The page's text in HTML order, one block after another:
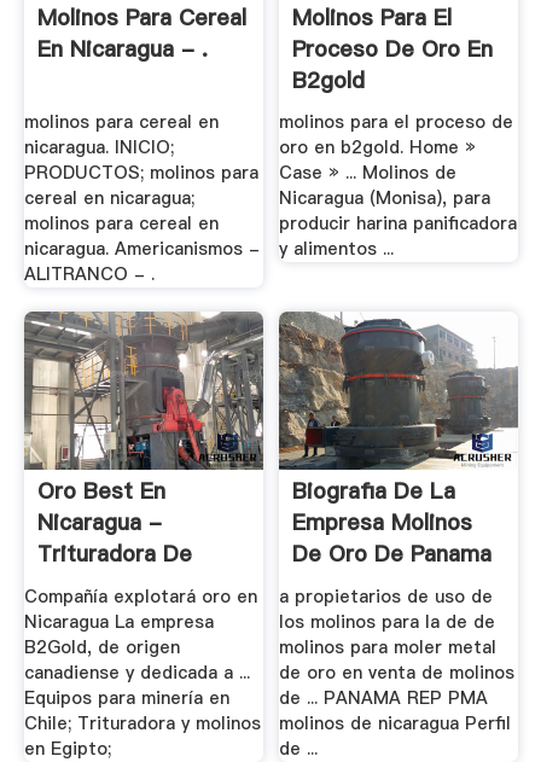
Molinos Para Cereal
En Nicaragua - .
molinos para cereal en
nicaragua. INICIO;
PRODUCTOS; molinos para
cereal en nicaragua;
molinos para cereal en
nicaragua. Americanismos -
ALITRANCO - .
Molinos Para El
Proceso De Oro En
B2gold
molinos para el proceso de
oro en b2gold. Home »
Case » ... Molinos de
Nicaragua (Monisa), para
producir harina panificadora
y alimentos ...
Oro Best En
Nicaragua -
Trituradora De
Precio, .
Compañía explotará oro en
Nicaragua La empresa
B2Gold, de origen
canadiense y dedicada a ...
Equipos para minería en
Chile; Trituradora y molinos
en Egipto;
Biografia De La
Empresa Molinos
De Oro De Panama
a propietarios de uso de
los molinos para la de de
molinos para moler metal
de oro en venta de molinos
de ... PANAMA REP PMA
molinos de nicaragua Perfil
de ...